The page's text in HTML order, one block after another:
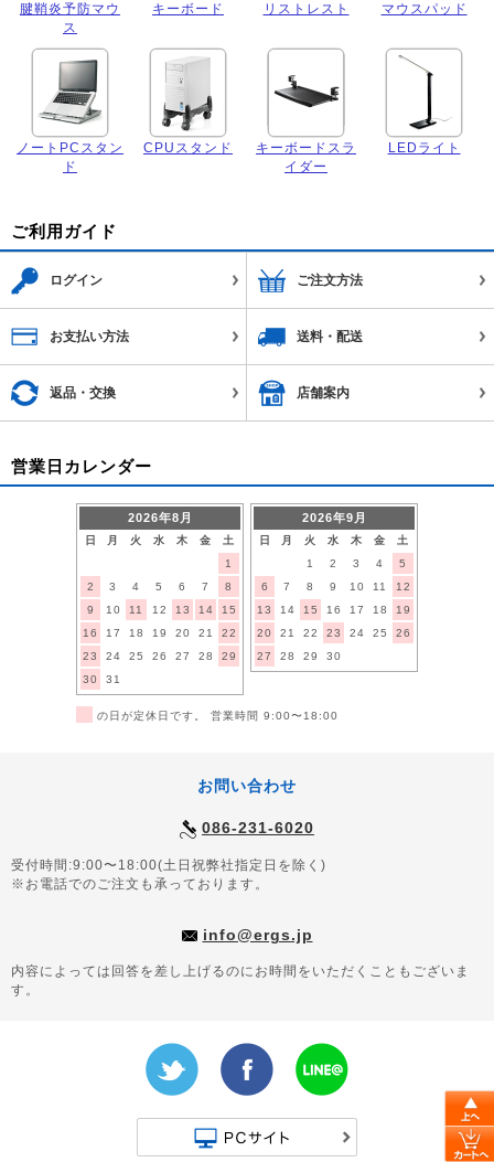
腱鞘炎予防マウ
ス
キーボード リストレスト マウスパッド
ノートPCスタン
ド
CPUスタンド
キーボードスラ
イダー
LEDライト
ご利用ガイド
ログイン ご注文方法
お支払い方法 送料・配送
返品・交換 店舗案内
営業日カレンダー
2026年8月
日 月 火 水 木 金
土
1
2
3 4 5 6 7
8
9
10 11 12 13 14
15
16
17 18 19 20 21
22
23
24 25 26 27 28
29
30
31
2026年9月
日 月 火 水 木 金
土
1
2 3 4
5
6
7 8 9 10 11
12
13
14 15 16 17 18
19
20
21 22 23 24 25
26
27
28 29 30
の日が定休日です。 営業時間 9:00〜18:00
お問い合わせ
086-231-6020
受付時間:9:00〜18:00(土日祝弊社指定日を除く)
※お電話でのご注文も承っております。
info@ergs.jp
内容によっては回答を差し上げるのにお時間をいただくこともございま
す。